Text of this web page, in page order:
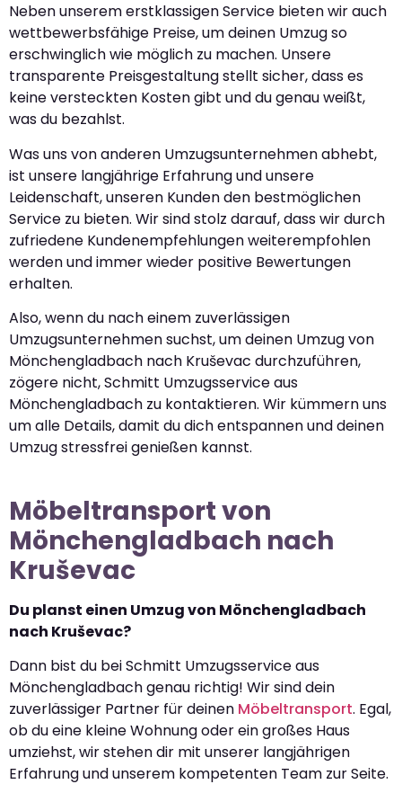
Neben unserem erstklassigen Service bieten wir auch
wettbewerbsfähige Preise, um deinen Umzug so
erschwinglich wie möglich zu machen. Unsere
transparente Preisgestaltung stellt sicher, dass es
keine versteckten Kosten gibt und du genau weißt,
was du bezahlst.
Was uns von anderen Umzugsunternehmen abhebt,
ist unsere langjährige Erfahrung und unsere
Leidenschaft, unseren Kunden den bestmöglichen
Service zu bieten. Wir sind stolz darauf, dass wir durch
zufriedene Kundenempfehlungen weiterempfohlen
werden und immer wieder positive Bewertungen
erhalten.
Also, wenn du nach einem zuverlässigen
Umzugsunternehmen suchst, um deinen Umzug von
Mönchengladbach nach Kruševac durchzuführen,
zögere nicht, Schmitt Umzugsservice aus
Mönchengladbach zu kontaktieren. Wir kümmern uns
um alle Details, damit du dich entspannen und deinen
Umzug stressfrei genießen kannst.
Möbeltransport von
Mönchengladbach nach
Kruševac
Du planst einen Umzug von Mönchengladbach
nach Kruševac?
Dann bist du bei Schmitt Umzugsservice aus
Mönchengladbach genau richtig! Wir sind dein
zuverlässiger Partner für deinen Möbeltransport. Egal,
ob du eine kleine Wohnung oder ein großes Haus
umziehst, wir stehen dir mit unserer langjährigen
Erfahrung und unserem kompetenten Team zur Seite.